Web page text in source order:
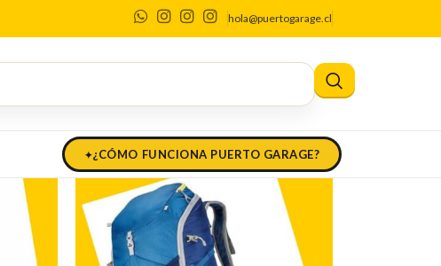
hola@puertogarage.cl
¿CÓMO FUNCIONA PUERTO GARAGE?